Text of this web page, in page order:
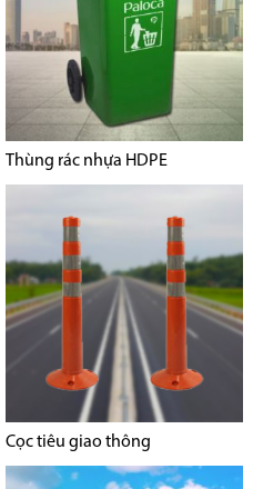
Thùng rác nhựa HDPE
Cọc tiêu giao thông